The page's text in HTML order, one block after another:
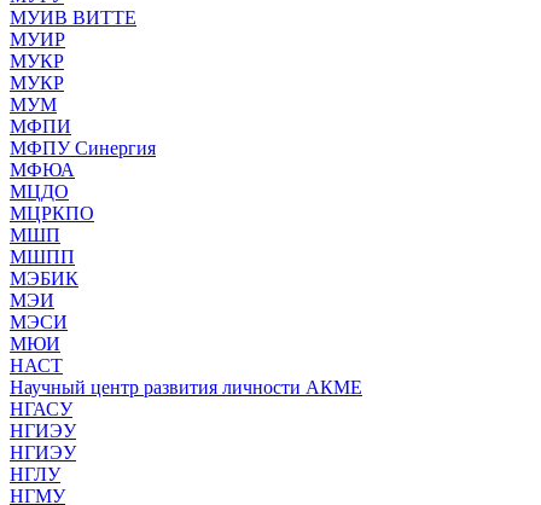
МУИВ ВИТТЕ
МУИР
МУКР
МУКР
МУМ
МФПИ
МФПУ Синергия
МФЮА
МЦДО
МЦРКПО
МШП
МШПП
МЭБИК
МЭИ
МЭСИ
МЮИ
НАСТ
Научный центр развития личности АКМЕ
НГАСУ
НГИЭУ
НГИЭУ
НГЛУ
НГМУ